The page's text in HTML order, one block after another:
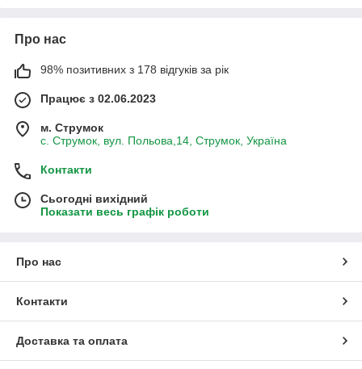
Про нас
98% позитивних з 178 відгуків за рік
Працює з 02.06.2023
м. Струмок
с. Струмок, вул. Польова,14, Струмок, Україна
Контакти
Сьогодні вихідний
Показати весь графік роботи
Про нас
Контакти
Доставка та оплата